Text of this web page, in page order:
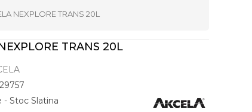
NEXPLORE TRANS 20L
TRANS 20L
Stoc Slatina